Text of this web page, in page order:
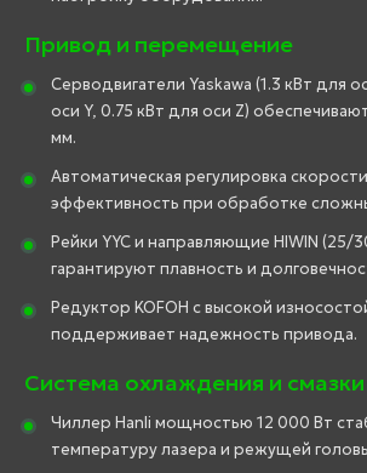
Привод и перемещение
Серводвигатели Yaskawa (1.3 кВт для
оси Y, 0.75 кВт для оси Z)
мм.
Автоматическая регулировка
эффективность при обработке
Рейки YYC и направляющие HIWIN (25/
гарантируют плавность и
Редуктор KOFOH с высокой
поддерживает надежность привода.
Система охлаждения и смазки
Чиллер Hanli мощностью 12 000 Вт
температуру лазера и режущей